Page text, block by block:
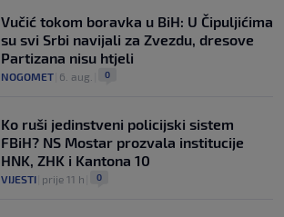
Vučić tokom boravka u BiH: U Čipuljićima
su svi Srbi navijali za Zvezdu, dresove
Partizana nisu htjeli
NOGOMET 6. aug. 0
Ko ruši jedinstveni policijski sistem
FBiH? NS Mostar prozvala institucije
HNK, ZHK i Kantona 10
VIJESTI prije 11 h 0